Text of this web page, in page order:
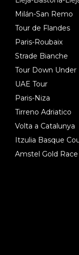
Milán-San Remo
Tour de Flandes
Paris-Roubaix
Strade Bianche
Tour Down Under
UAE Tour
Paris-Niza
Tirreno Adriatico
Volta a Catalunya
Itzulia Basque
Amstel Gold Race